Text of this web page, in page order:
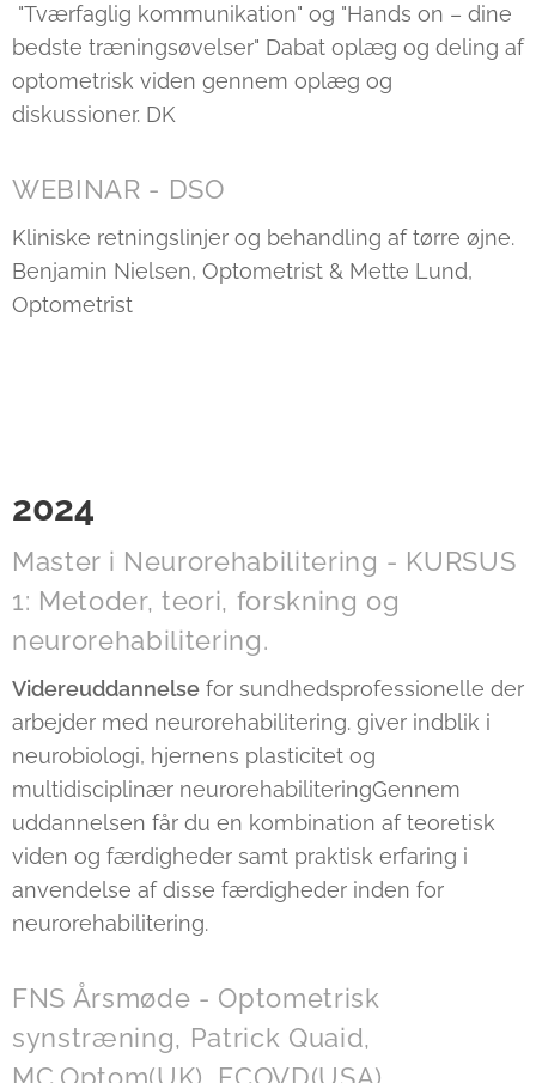
"Tværfaglig kommunikation" og "Hands on – dine
bedste træningsøvelser" Dabat oplæg og deling af
optometrisk viden gennem oplæg og
diskussioner. DK
WEBINAR - DSO
Kliniske retningslinjer og behandling af tørre øjne.
Benjamin Nielsen, Optometrist & Mette Lund,
Optometrist
2024
Master i Neurorehabilitering - KURSUS
1: Metoder, teori, forskning og
neurorehabilitering.
Videreuddannelse for sundhedsprofessionelle der
arbejder med neurorehabilitering. giver indblik i
neurobiologi, hjernens plasticitet og
multidisciplinær neurorehabiliteringGennem
uddannelsen får du en kombination af teoretisk
viden og færdigheder samt praktisk erfaring i
anvendelse af disse færdigheder inden for
neurorehabilitering.
FNS Årsmøde - Optometrisk
synstræning, Patrick Quaid,